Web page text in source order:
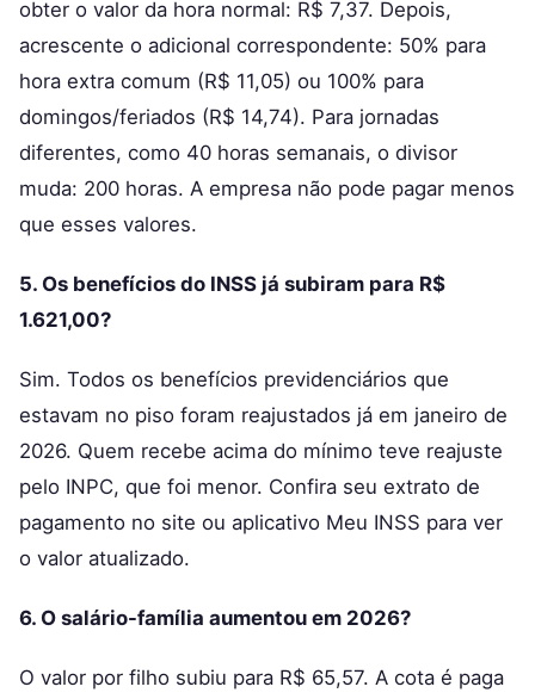
obter o valor da hora normal: R$ 7,37. Depois,
acrescente o adicional correspondente: 50% para
hora extra comum (R$ 11,05) ou 100% para
domingos/feriados (R$ 14,74). Para jornadas
diferentes, como 40 horas semanais, o divisor
muda: 200 horas. A empresa não pode pagar menos
que esses valores.
5. Os benefícios do INSS já subiram para R$
1.621,00?
Sim. Todos os benefícios previdenciários que
estavam no piso foram reajustados já em janeiro de
2026. Quem recebe acima do mínimo teve reajuste
pelo INPC, que foi menor. Confira seu extrato de
pagamento no site ou aplicativo Meu INSS para ver
o valor atualizado.
6. O salário-família aumentou em 2026?
O valor por filho subiu para R$ 65,57. A cota é paga